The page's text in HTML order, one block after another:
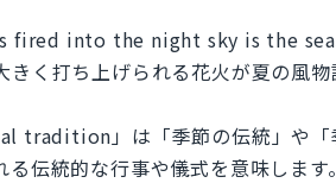
fired into the night sky is the
きく打ち上げられる花火が夏の風物
tradition」は「季節の伝統」や
る伝統的な行事や儀式を意味しま